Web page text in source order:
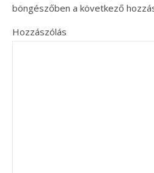
böngészőben a következő
Hozzászólás